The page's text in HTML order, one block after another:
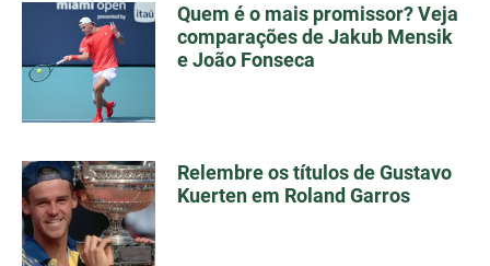
Quem é o mais promissor? Veja
comparações de Jakub Mensik
e João Fonseca
Relembre os títulos de Gustavo
Kuerten em Roland Garros